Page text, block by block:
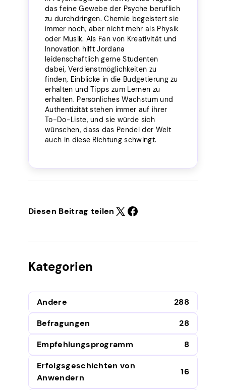
das feine Gewebe der Psyche beruflich
zu durchdringen. Chemie begeistert sie
immer noch, aber nicht mehr als Physik
oder Musik. Als Fan von Kreativität und
Innovation hilft Jordana
leidenschaftlich gerne Studenten
dabei, Verdienstmöglichkeiten zu
finden, Einblicke in die Budgetierung zu
erhalten und Tipps zum Lernen zu
erhalten. Persönliches Wachstum und
Authentizität stehen immer auf ihrer
To-Do-Liste, und sie würde sich
wünschen, dass das Pendel der Welt
auch in diese Richtung schwingt.
Diesen Beitrag teilen
Kategorien
Andere
288
Befragungen
28
Empfehlungsprogramm
8
Erfolgsgeschichten von
Anwendern
16